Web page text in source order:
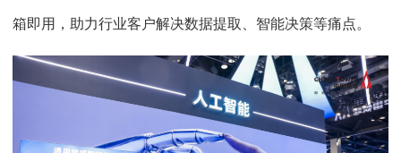
箱即用，助力行业客户解决数据提取、智能决策等痛点。